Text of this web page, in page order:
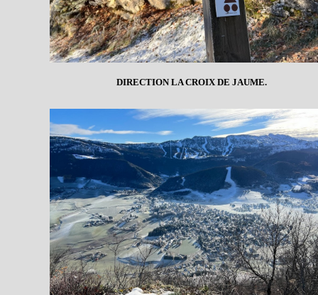
DIRECTION LA CROIX DE JAUME.